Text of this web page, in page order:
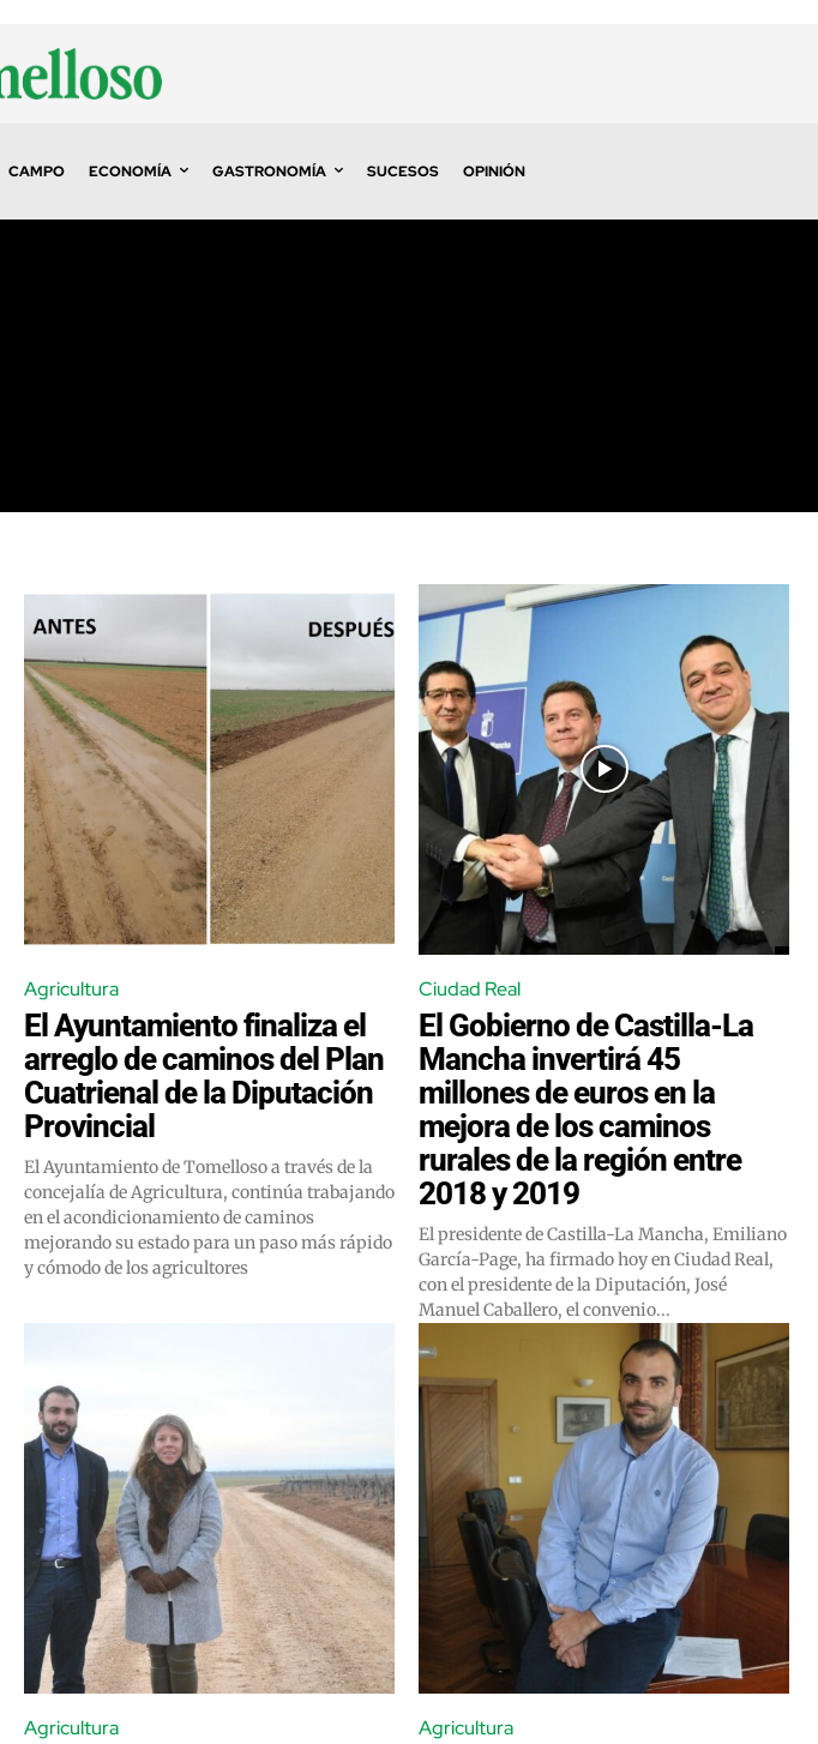
CAMPO ECONOMÍA GASTRONOMÍA SUCESOS OPINIÓN
Agricultura
El Ayuntamiento finaliza el
arreglo de caminos del Plan
Cuatrienal de la Diputación
Provincial
El Ayuntamiento de Tomelloso a través de la
concejalía de Agricultura, continúa trabajando
en el acondicionamiento de caminos
mejorando su estado para un paso más rápido
y cómodo de los agricultores
Ciudad Real
El Gobierno de Castilla-La
Mancha invertirá 45
millones de euros en la
mejora de los caminos
rurales de la región entre
2018 y 2019
El presidente de Castilla-La Mancha, Emiliano
García-Page, ha firmado hoy en Ciudad Real,
con el presidente de la Diputación, José
Manuel Caballero, el convenio...
Agricultura Agricultura